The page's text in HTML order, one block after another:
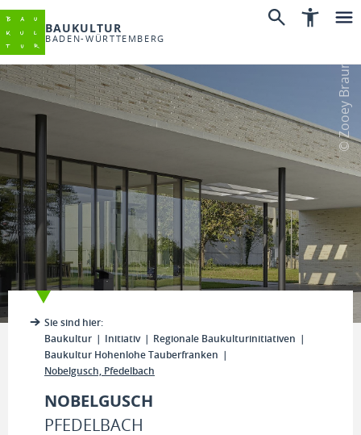
BAUKULTUR
BADEN-WÜRTTEMBERG
© Zooey Braun
Sie sind hier:
Baukultur
Initiativ
Regionale Baukulturinitiativen
Baukultur Hohenlohe Tauberfranken
Nobelgusch, Pfedelbach
NOBELGUSCH
PFEDELBACH